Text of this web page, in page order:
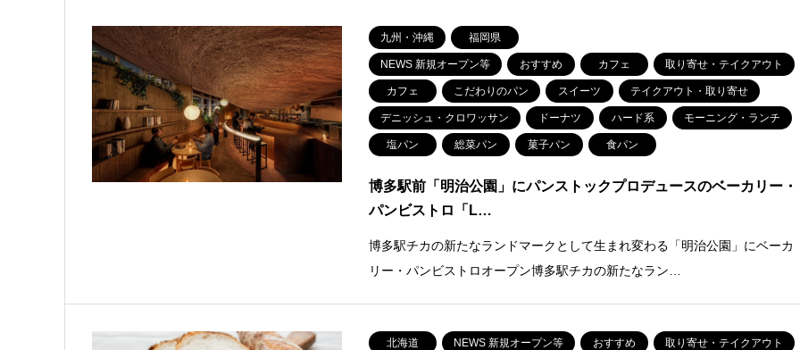
九州・沖縄 福岡県
NEWS 新規オープン等 おすすめ カフェ 取り寄せ・テイクアウト
カフェ こだわりのパン スイーツ テイクアウト・取り寄せ
デニッシュ・クロワッサン ドーナツ ハード系 モーニング・ランチ
塩パン 総菜パン 菓子パン 食パン
博多駅前「明治公園」にパンストックプロデュースのベーカリー・
パンビストロ「L…
博多駅チカの新たなランドマークとして生まれ変わる「明治公園」にベーカ
リー・パンビストロオープン博多駅チカの新たなラン…
北海道 NEWS 新規オープン等 おすすめ 取り寄せ・テイクアウト